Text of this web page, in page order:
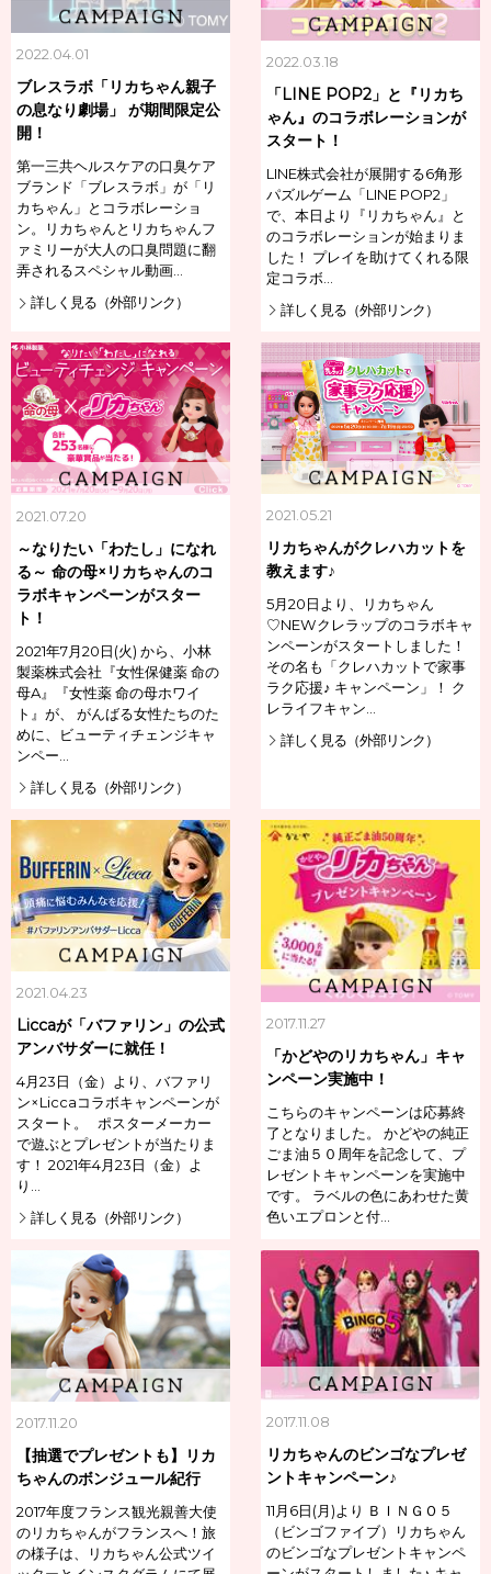
2022.04.01
ブレスラボ「リカちゃん親子
の息なり劇場」 が期間限定公
開！
第一三共ヘルスケアの口臭ケア
ブランド「ブレスラボ」が「リ
カちゃん」とコラボレーショ
ン。リカちゃんとリカちゃんフ
ァミリーが大人の口臭問題に翻
弄されるスペシャル動画…
詳しく見る（外部リンク）
2022.03.18
「LINE POP2」と『リカち
ゃん』のコラボレーションが
スタート！
LINE株式会社が展開する6角形
パズルゲーム「LINE POP2」
で、本日より『リカちゃん』と
のコラボレーションが始まりま
した！ プレイを助けてくれる限
定コラボ…
詳しく見る（外部リンク）
2021.07.20
～なりたい「わたし」になれ
る～ 命の母×リカちゃんのコ
ラボキャンペーンがスター
ト！
2021年7月20日(火) から、小林
製薬株式会社『女性保健薬 命の
母A』『女性薬 命の母ホワイ
ト』が、 がんばる女性たちのた
めに、ビューティチェンジキャ
ンペー…
詳しく見る（外部リンク）
2021.05.21
リカちゃんがクレハカットを
教えます♪
5月20日より、リカちゃん
♡NEWクレラップのコラボキャ
ンペーンがスタートしました！
その名も「クレハカットで家事
ラク応援♪ キャンペーン」！ ク
レライフキャン…
詳しく見る（外部リンク）
2021.04.23
Liccaが「バファリン」の公式
アンバサダーに就任！
4月23日（金）より、バファリ
ン×Liccaコラボキャンペーンが
スタート。 ポスターメーカー
で遊ぶとプレゼントが当たりま
す！ 2021年4月23日（金）よ
り…
詳しく見る（外部リンク）
2017.11.27
「かどやのリカちゃん」キャ
ンペーン実施中！
こちらのキャンペーンは応募終
了となりました。 かどやの純正
ごま油５０周年を記念して、プ
レゼントキャンペーンを実施中
です。 ラベルの色にあわせた黄
色いエプロンと付…
2017.11.20
【抽選でプレゼントも】リカ
ちゃんのボンジュール紀行
2017年度フランス観光親善大使
のリカちゃんがフランスへ！旅
の様子は、リカちゃん公式ツイ
2017.11.08
リカちゃんのビンゴなプレゼ
ントキャンペーン♪
11月6日(月)より ＢＩＮＧＯ５
（ビンゴファイブ）リカちゃん
のビンゴなプレゼントキャンペ